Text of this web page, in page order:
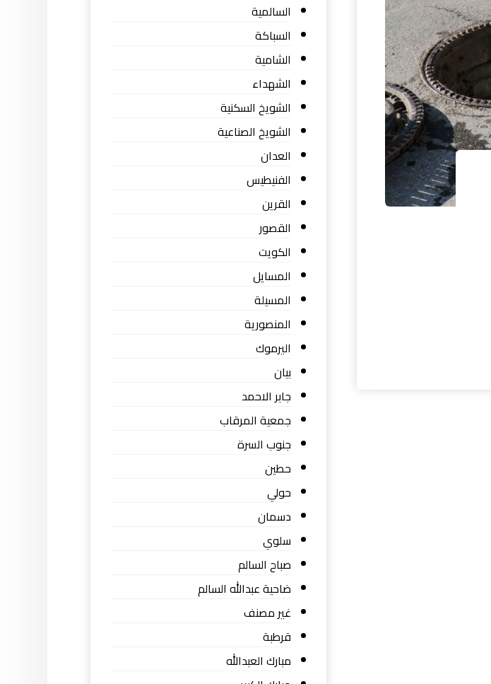
السالمية
السباكة
الشامية
الشهداء
الشويخ السكنية
الشويخ الصناعية
العدان
الفنيطيس
القرين
القصور
الكويت
المسايل
المسيلة
المنصورية
اليرموك
بيان
جابر الاحمد
جمعية المرقاب
جنوب السرة
حطين
حولي
دسمان
سلوي
صباح السالم
ضاحية عبدالله السالم
غير مصنف
قرطبة
مبارك العبدالله